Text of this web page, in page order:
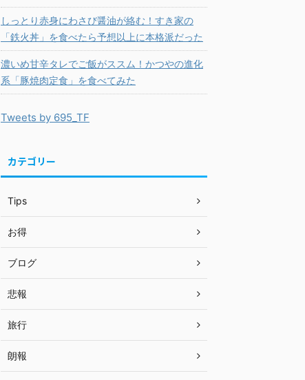
しっとり赤身にわさび醤油が絡む！すき家の
「鉄火丼」を食べたら予想以上に本格派だった
濃いめ甘辛タレでご飯がススム！かつやの進化
系「豚焼肉定食」を食べてみた
Tweets by 695_TF
カテゴリー
Tips
お得
ブログ
悲報
旅行
朗報